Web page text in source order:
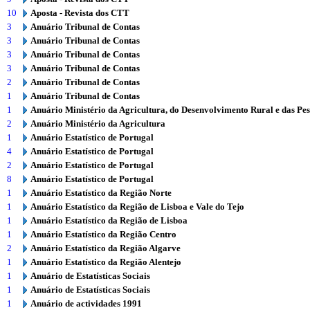
10
Aposta - Revista dos CTT
3
Anuário Tribunal de Contas
3
Anuário Tribunal de Contas
3
Anuário Tribunal de Contas
3
Anuário Tribunal de Contas
2
Anuário Tribunal de Contas
1
Anuário Tribunal de Contas
1
Anuário Ministério da Agricultura, do Desenvolvimento Rural e das
2
Anuário Ministério da Agricultura
1
Anuário Estatístico de Portugal
4
Anuário Estatístico de Portugal
2
Anuário Estatístico de Portugal
8
Anuário Estatístico de Portugal
1
Anuário Estatístico da Região Norte
1
Anuário Estatístico da Região de Lisboa e Vale do Tejo
1
Anuário Estatístico da Região de Lisboa
1
Anuário Estatístico da Região Centro
2
Anuário Estatístico da Região Algarve
1
Anuário Estatístico da Região Alentejo
1
Anuário de Estatísticas Sociais
1
Anuário de Estatísticas Sociais
1
Anuário de actividades 1991